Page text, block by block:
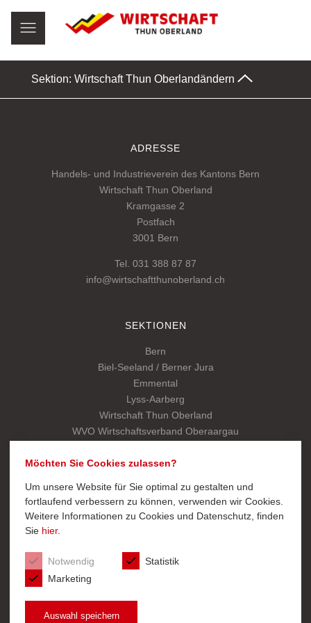
Sektion: Wirtschaft Thun Oberlandändern
Möchten Sie Cookies zulassen?
Um unsere Website für Sie optimal zu gestalten und
fortlaufend verbessern zu können, verwenden wir Cookies.
Weitere Informationen zu Cookies und Datenschutz, finden
Sie hier.
Notwendig
Statistik
Marketing
Auswahl speichern
ADRESSE
Handels- und Industrieverein des Kantons Bern
Wirtschaft Thun Oberland
Kramgasse 2
Postfach
3001 Bern
Tel. 031 388 87 87
info@wirtschaftthunoberland.ch
SEKTIONEN
Bern
Biel-Seeland / Berner Jura
Emmental
Lyss-Aarberg
Wirtschaft Thun Oberland
WVO Wirtschaftsverband Oberaargau
SCHNELLZUGRIFF
Export
Startseite Kantonalverband